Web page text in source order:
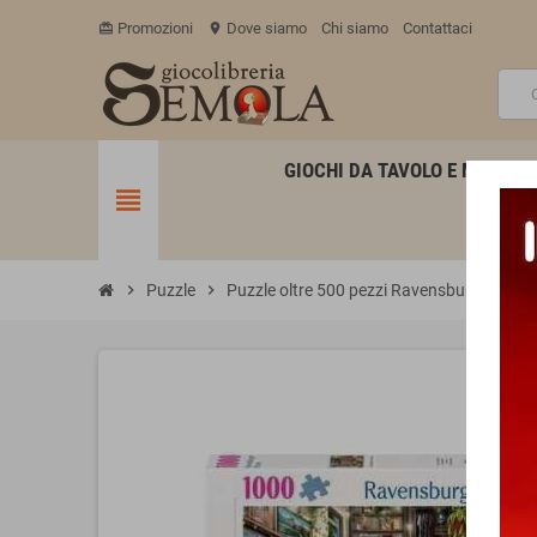
card_giftcard Promozioni location_on Dove siamo Chi siamo Contattaci
view_headline
GIOCHI DA TAVOLO E
chevron_right Puzzle chevron_right Puzzle oltre 500 pezzi Ravensburger